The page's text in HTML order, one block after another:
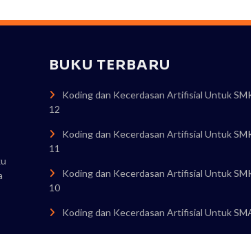
BUKU TERBARU
Koding dan Kecerdasan Artifisial Untuk
12
Koding dan Kecerdasan Artifisial Untuk
11
Koding dan Kecerdasan Artifisial Untuk
10
Koding dan Kecerdasan Artifisial Untuk